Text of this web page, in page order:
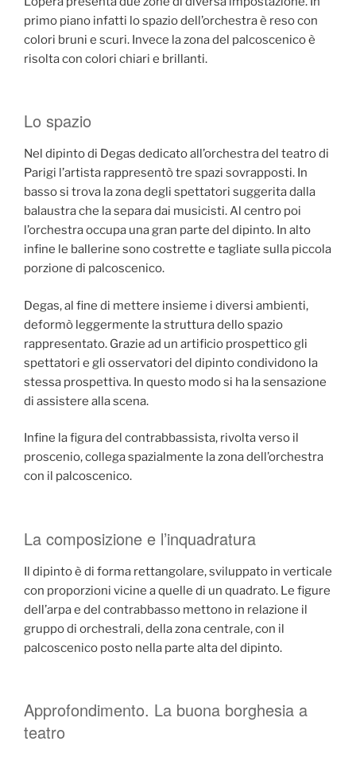
primo piano infatti lo spazio dell’orchestra è reso con
colori bruni e scuri. Invece la zona del palcoscenico è
risolta con colori chiari e brillanti.
Lo spazio
Nel dipinto di Degas dedicato all’orchestra del teatro di
Parigi l’artista rappresentò tre spazi sovrapposti. In
basso si trova la zona degli spettatori suggerita dalla
balaustra che la separa dai musicisti. Al centro poi
l’orchestra occupa una gran parte del dipinto. In alto
infine le ballerine sono costrette e tagliate sulla piccola
porzione di palcoscenico.
Degas, al fine di mettere insieme i diversi ambienti,
deformò leggermente la struttura dello spazio
rappresentato. Grazie ad un artificio prospettico gli
spettatori e gli osservatori del dipinto condividono la
stessa prospettiva. In questo modo si ha la sensazione
di assistere alla scena.
Infine la figura del contrabbassista, rivolta verso il
proscenio, collega spazialmente la zona dell’orchestra
con il palcoscenico.
La composizione e l’inquadratura
Il dipinto è di forma rettangolare, sviluppato in verticale
con proporzioni vicine a quelle di un quadrato. Le figure
dell’arpa e del contrabbasso mettono in relazione il
gruppo di orchestrali, della zona centrale, con il
palcoscenico posto nella parte alta del dipinto.
Approfondimento. La buona borghesia a
teatro